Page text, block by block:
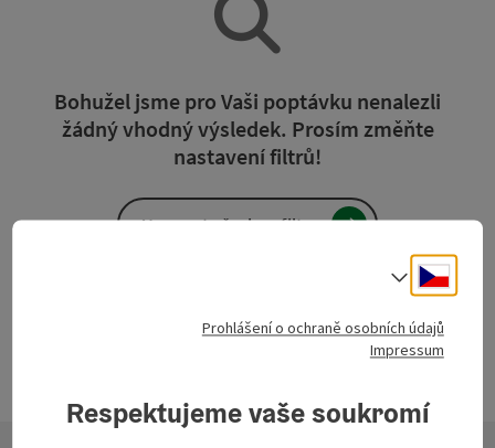
Bohužel jsme pro Vaši poptávku nenalezli
žádný vhodný výsledek. Prosím změňte
nastavení filtrů!
Vymazat všechny filtry
Cesky
Volba
Prohlášení o ochraně osobních údajů
Impressum
Respektujeme vaše soukromí